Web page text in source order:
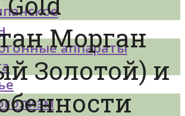
аппараты
Морган
Золотой) и